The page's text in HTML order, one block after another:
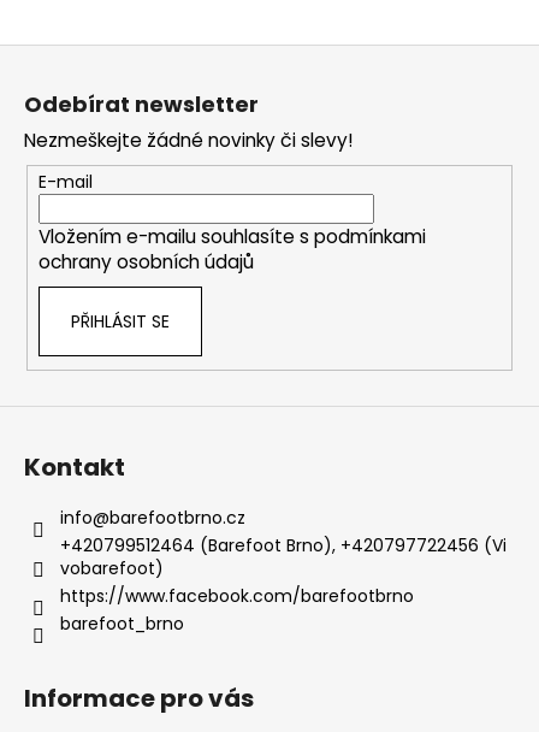
Z
Odebírat newsletter
Nezmeškejte žádné novinky či slevy!
E-mail
Vložením e-mailu souhlasíte s podmínkami
ochrany osobních údajů
PŘIHLÁSIT SE
Kontakt
info@barefootbrno.cz
+420799512464 (Barefoot Brno), +420797722456 (Vi
vobarefoot)
https://www.facebook.com/barefootbrno
barefoot_brno
Informace pro vás